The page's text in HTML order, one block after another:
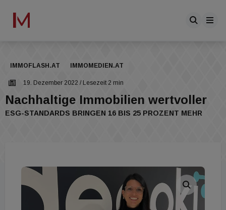
IMMOFLASH.AT IMMOMEDIEN.AT
19. Dezember 2022 / Lesezeit 2 min
Nachhaltige Immobilien wertvoller
ESG-STANDARDS BRINGEN 16 BIS 25 PROZENT MEHR